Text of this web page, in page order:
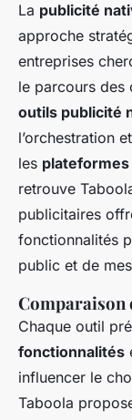
La publicité
approche
entreprises
le parcours des
outils publicité
l’orchestration
les
retrouve
publicitaires
fonctionnalités
public et de
Comparaison
Chaque outil
fonctionnalités
influencer le
Taboola